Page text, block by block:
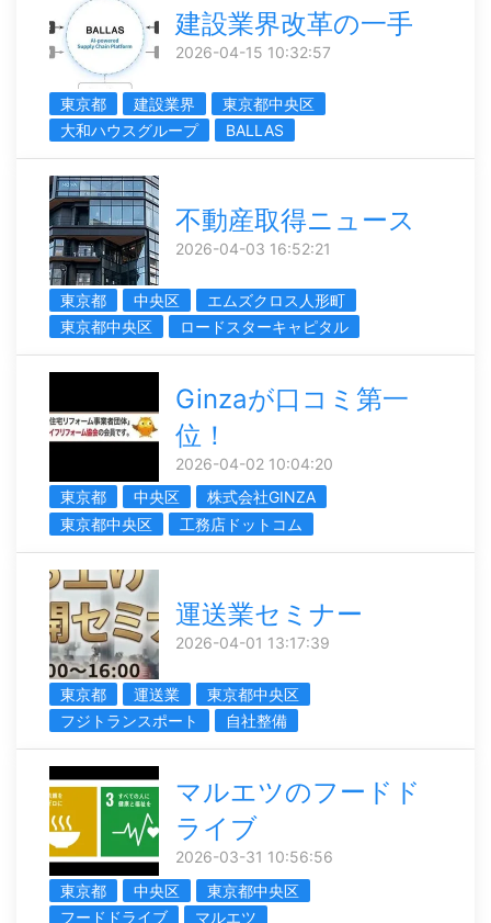
建設業界改革の一手
2026-04-15 10:32:57
東京都 建設業界
東京都中央区
大和ハウスグループ
BALLAS
不動産取得ニュース
2026-04-03 16:52:21
東京都 中央区
エムズクロス人形町
東京都中央区
ロードスターキャピタル
Ginzaが口コミ第一
位！
2026-04-02 10:04:20
東京都
中央区
株式会社GINZA
東京都中央区
工務店ドットコム
運送業セミナー
2026-04-01 13:17:39
東京都 運送業
東京都中央区
フジトランスポート
自社整備
マルエツのフードド
ライブ
2026-03-31 10:56:56
東京都
中央区
東京都中央区
フードドライブ
マルエツ